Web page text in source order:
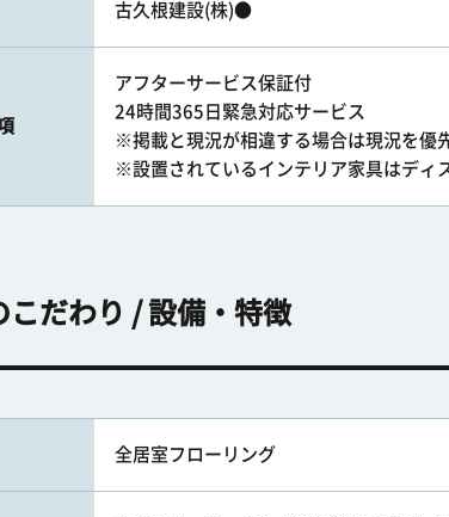
古久根建設(株)●
アフターサービス保証付
24時間365日緊急対応サービス
※掲載と現況が相違する場合は現況を優
※設置されているインテリア家具はディ
こだわり / 設備・特徴
全居室フローリング